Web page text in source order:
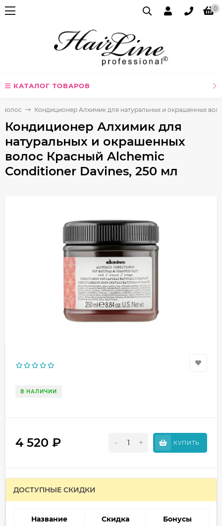
0
КАТАЛОГ ТОВАРОВ
волос Кондиционер Алхимик для натуральных и окрашенных
Кондиционер Алхимик для
натуральных и окрашенных
волос Красный Alchemic
Сonditioner Davines, 250 мл
В НАЛИЧИИ
4 520 ₽ - + КУПИТЬ
ДОСТУПНЫЕ СКИДКИ
Название Скидка Бонусы